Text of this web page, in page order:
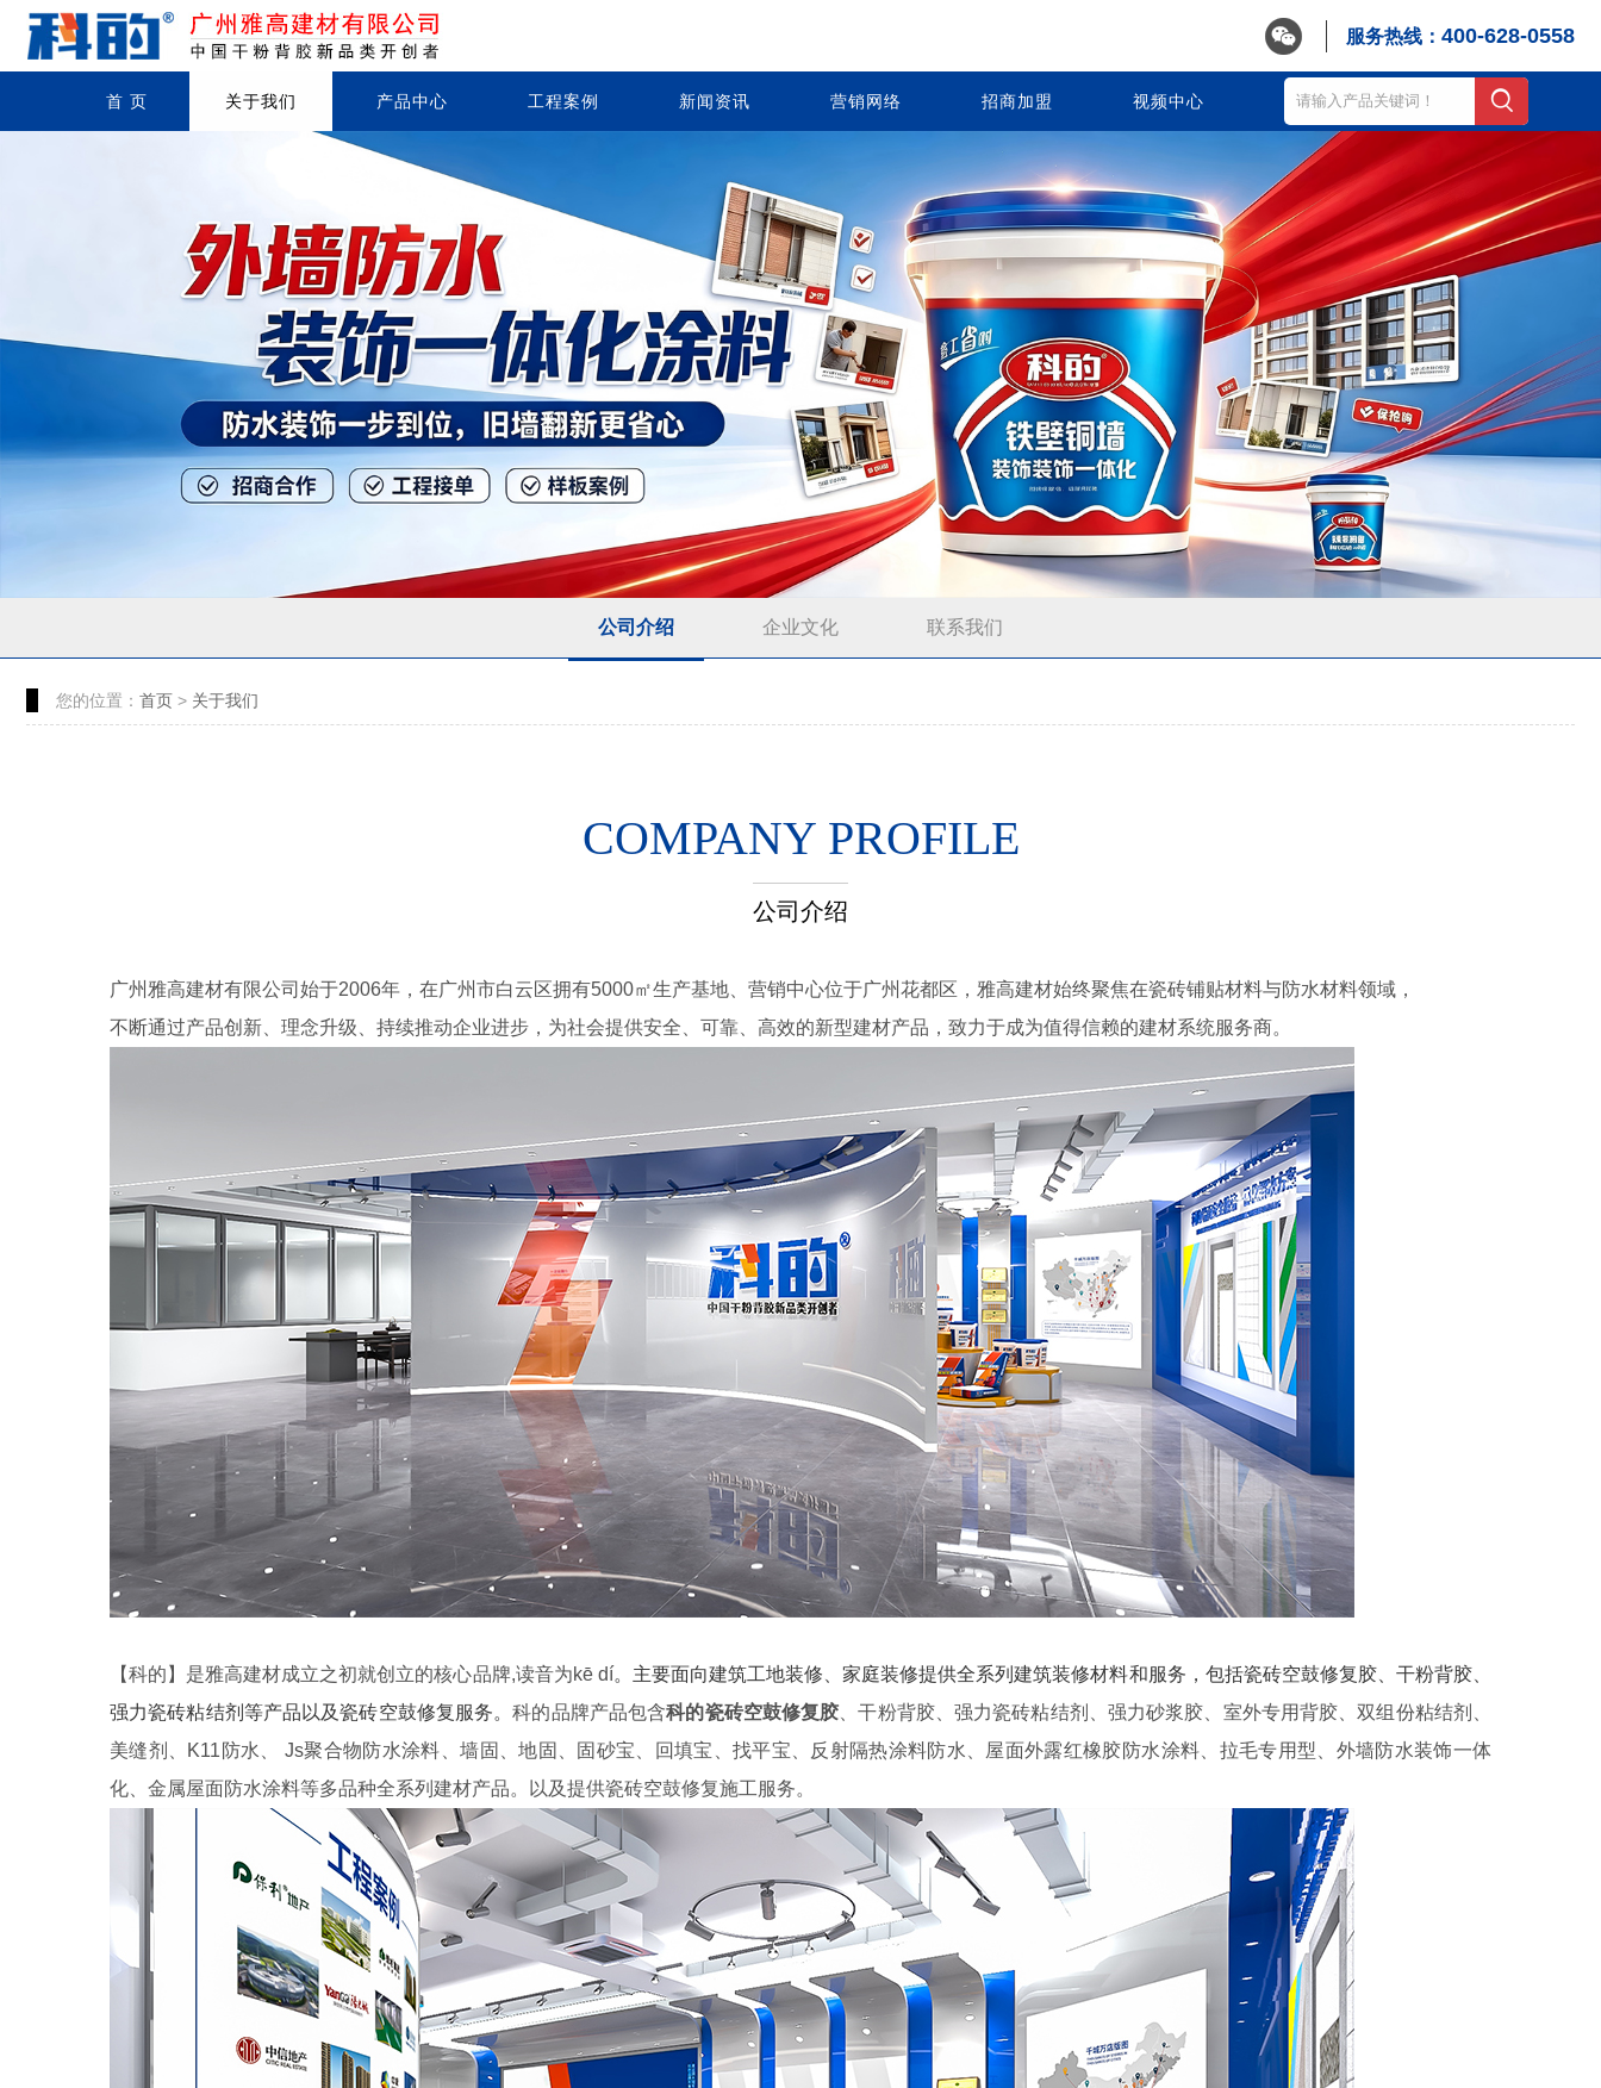
 服务热线： 400-628-0558
首 页 关于我们 产品中心 工程案例 新闻资讯 营销网络 招商加盟 视频中心
公司介绍 企业文化 联系我们
您的位置： 首页 > 关于我们
COMPANY PROFILE
公司介绍
广州雅高建材有限公司始于2006年，在广州市白云区拥有5000㎡生产基地、营销中心位于广州花都区，雅高建材始终聚焦在瓷砖铺贴材料与防水材料领域，
不断通过产品创新、理念升级、持续推动企业进步，为社会提供安全、可靠、高效的新型建材产品，致力于成为值得信赖的建材系统服务商。
【科的】是雅高建材成立之初就创立的核心品牌,读音为kē dí。主要面向建筑工地装修、家庭装修提供全系列建筑装修材料和服务，包括瓷砖空鼓修复胶、干粉背胶、
强力瓷砖粘结剂等产品以及瓷砖空鼓修复服务。科的品牌产品包含科的瓷砖空鼓修复胶 、干粉背胶、强力瓷砖粘结剂、强力砂浆胶、室外专用背胶、双组份粘结剂、
美缝剂、K11防水、 Js聚合物防水涂料、墙固、地固、固砂宝、回填宝、找平宝、反射隔热涂料防水、屋面外露红橡胶防水涂料、拉毛专用型、外墙防水装饰一体
化、金属屋面防水涂料等多品种全系列建材产品。以及提供瓷砖空鼓修复施工服务。